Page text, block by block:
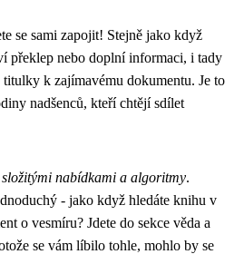
se sami zapojit! Stejně jako když
překlep nebo doplní informaci, i tady
titulky k zajímavému dokumentu. Je to
nadšenců, kteří chtějí sdílet
složitými nabídkami a algoritmy.
- jako když hledáte knihu v
o vesmíru? Jdete do sekce věda a
se vám líbilo tohle, mohlo by se